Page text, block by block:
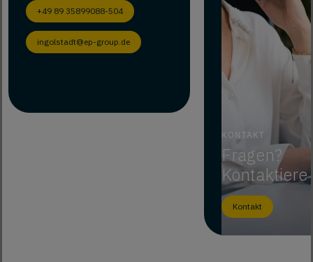
+49 89 35899088-504
ingolstadt@ep-group.de
KONTAKT
Fragen?
Kontaktiere
Kontakt